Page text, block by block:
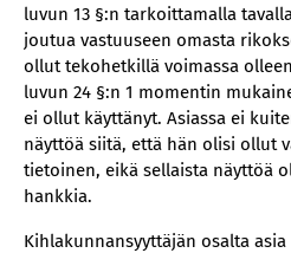
luvun 13 §:n tarkoittamalla
joutua vastuuseen omasta
ollut tekohetkillä voimassa
luvun 24 §:n 1 momentin
ei ollut käyttänyt. Asiassa ei
näyttöä siitä, että hän olisi ollut
tietoinen, eikä sellaista näyttöä
hankkia.
Kihlakunnansyyttäjän osalta